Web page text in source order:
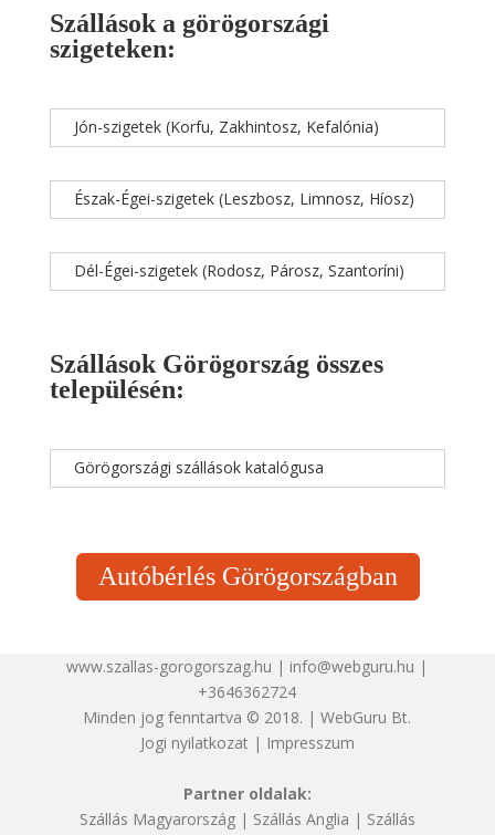
Szállások a görögországi
szigeteken:
Jón-szigetek (Korfu, Zakhintosz, Kefalónia)
Észak-Égei-szigetek (Leszbosz, Limnosz, Híosz)
Dél-Égei-szigetek (Rodosz, Párosz, Szantoríni)
Szállások Görögország összes
településén:
Görögországi szállások katalógusa
Autóbérlés Görögországban
www.szallas-gorogorszag.hu | info@webguru.hu |
+3646362724
Minden jog fenntartva © 2018. | WebGuru Bt.
Jogi nyilatkozat| Impresszum
Partner oldalak:
Szállás Magyarország| Szállás Anglia | Szállás